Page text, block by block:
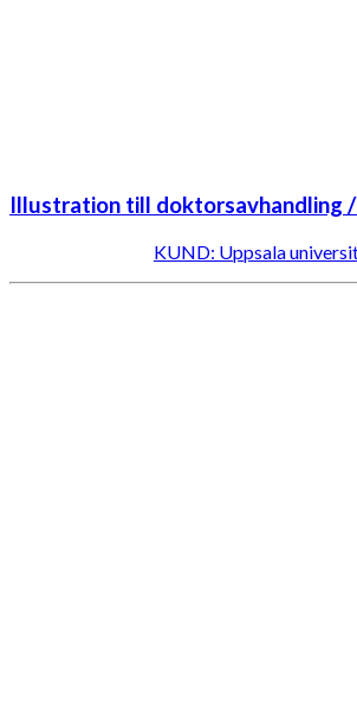
Illustration till doktorsavhandling
KUND: Uppsala